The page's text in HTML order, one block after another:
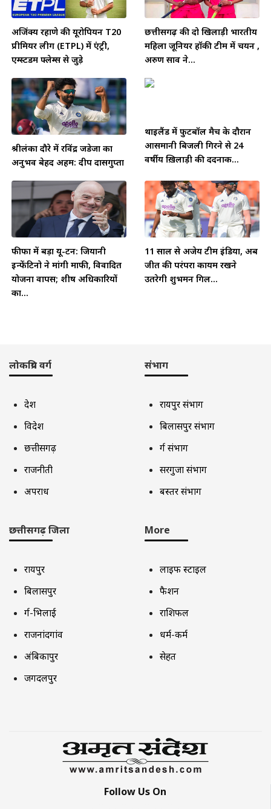
अजिंक्य रहाणे की यूरोपियन T20
प्रीमियर लीग (ETPL) में एंट्री,
एम्स्टर्डम फ्लेम्स से जुड़े
छत्तीसगढ़ की दो खिलाड़ी भारतीय
महिला जूनियर हॉकी टीम में चयन ,
अरुण साव ने...
श्रीलंका दौरे में रविंद्र जडेजा का
अनुभव बेहद अहम: दीप दासगुप्ता
थाईलैंड में फुटबॉल मैच के दौरान
आसमानी बिजली गिरने से 24
वर्षीय ख़िलाड़ी की दर्दनाक...
फीफा में बड़ा यू-टर्न: जियानी
इन्फेंटिनो ने मांगी माफी, विवादित
योजना वापस; शीर्ष अधिकारियों
का...
11 साल से अजेय टीम इंडिया, अब
जीत की परंपरा कायम रखने
उतरेगी शुभमन गिल...
लोकप्रिय वर्ग
देश
विदेश
छत्तीसगढ़
राजनीती
अपराध
संभाग
रायपुर संभाग
बिलासपुर संभाग
दुर्ग संभाग
सरगुजा संभाग
बस्तर संभाग
छत्तीसगढ़ जिला
रायपुर
बिलासपुर
दुर्ग-भिलाई
राजनांदगांव
अंबिकापुर
जगदलपुर
More
लाइफ स्टाइल
फैशन
राशिफल
धर्म-कर्म
सेहत
Follow Us On